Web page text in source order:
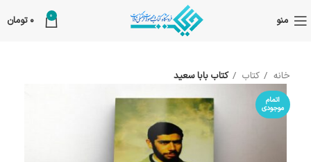
منو 0
0 تومان
خانه کتاب کتاب بابا سعید
اتمام
موجودی